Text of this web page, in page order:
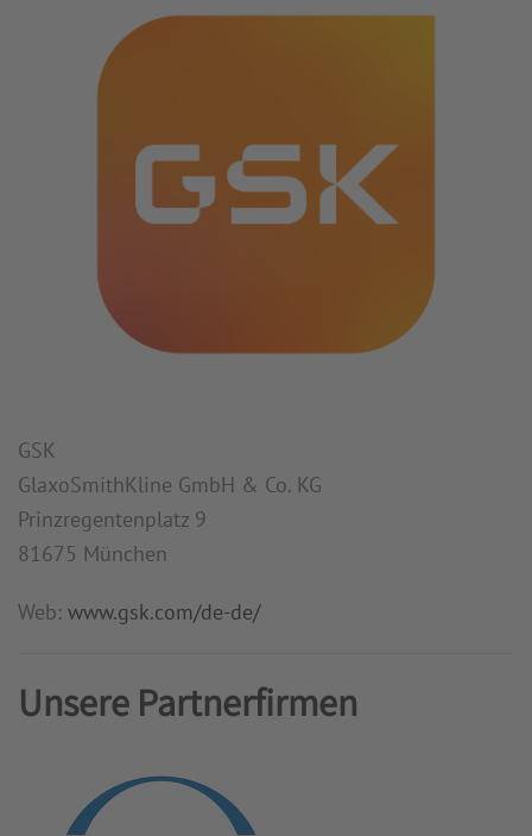
GSK
GlaxoSmithKline GmbH & Co. KG
Prinzregentenplatz 9
81675 München
Web: www.gsk.com/de-de/
Unsere Partnerfirmen